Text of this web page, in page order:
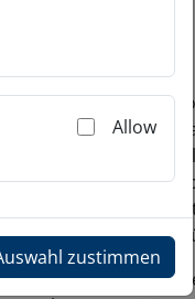
nach einer
Business
das Richtige für sie.
Basic sind
und die
nach ihren
Linie stehen ihnen
Allow
zustimmen